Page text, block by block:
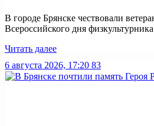
В городе Брянске чествовали
Всероссийского дня
Читать далее
6 августа 2026, 17:20 83